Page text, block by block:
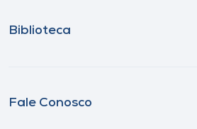
Biblioteca
Fale Conosco